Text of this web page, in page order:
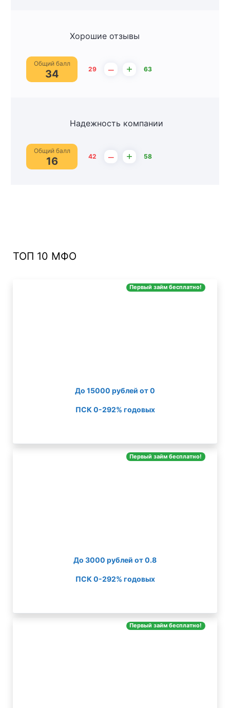
Хорошие отзывы
Общий балл
34 29 – + 63
Надежность компании
Общий балл
16 42 – + 58
ТОП 10 МФО
Первый займ бесплатно!
До 15000 рублей от 0
ПСК 0-292% годовых
Первый займ бесплатно!
До 3000 рублей от 0.8
ПСК 0-292% годовых
Первый займ бесплатно!